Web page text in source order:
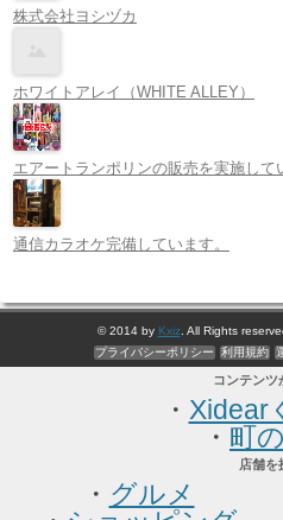
株式会社ヨシヅカ
ホワイトアレイ（WHITE ALLEY）
エアートランポリンの販売を実施して
通信カラオケ完備しています。
© 2014 by Kxiz. All Rights
プライバシーポリシー
利用規約
コンテンツ
・ Xidear
・ 町
店舗を
・ グルメ